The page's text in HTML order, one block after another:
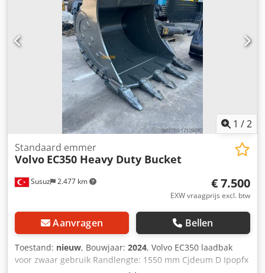
1 /2
Susuz 2.477 km
Standaard emmer
Volvo EC350 Heavy Duty Bucket
€ 7.500
EXW vraagprijs excl. btw
Aanvragen Bellen
Toestand: nieuw, Bouwjaar: 2024, Volvo EC350 laadbak
voor zwaar gebruik Randlengte: 1550 mm Cjdeum D Ipopfx